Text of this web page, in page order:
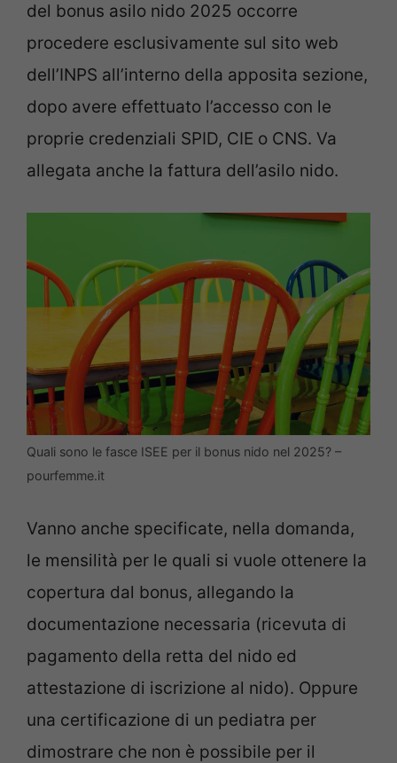
del bonus asilo nido 2025 occorre
procedere esclusivamente sul sito web
dell’INPS all’interno della apposita sezione,
dopo avere effettuato l’accesso con le
proprie credenziali SPID, CIE o CNS. Va
allegata anche la fattura dell’asilo nido.
Quali sono le fasce ISEE per il bonus nido nel 2025? –
pourfemme.it
Vanno anche specificate, nella domanda,
le mensilità per le quali si vuole ottenere la
copertura dal bonus, allegando la
documentazione necessaria (ricevuta di
pagamento della retta del nido ed
attestazione di iscrizione al nido). Oppure
una certificazione di un pediatra per
dimostrare che non è possibile per il